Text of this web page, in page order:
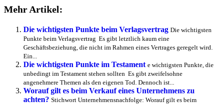
Mehr Artikel:
Die wichtigsten Punkte beim Verlagsvertrag Die wichtigsten
Punkte beim Verlagsvertrag Es gibt letztlich kaum eine
Geschäftsbeziehung, die nicht im Rahmen eines Vertrages geregelt wird.
Ein...
Die wichtigsten Punkte im Testament e wichtigsten Punkte, die
unbedingt im Testament stehen sollten Es gibt zweifelsohne
angenehmere Themen als den eigenen Tod. Dennoch ist...
Worauf gilt es beim Verkauf eines Unternehmens zu
achten? Stichwort Unternehmensnachfolge: Worauf gilt es beim